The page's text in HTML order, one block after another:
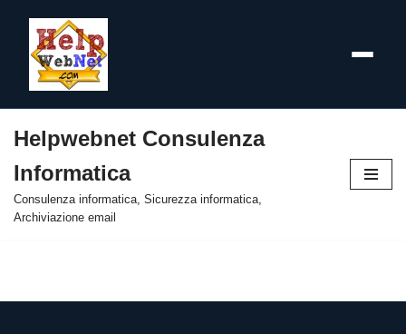
al
contenuto
Helpwebnet Consulenza
Informatica
Consulenza informatica, Sicurezza informatica,
Archiviazione email